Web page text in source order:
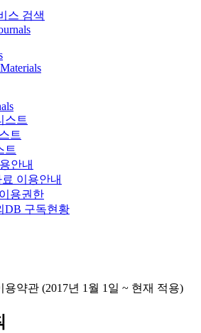
스 검색
스트
트
트
안내
이용안내
용권한
DB 구독현황
약관 (2017년 1월 1일 ~ 현재 적용)